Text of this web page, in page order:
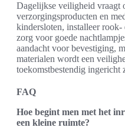
Dagelijkse veiligheid vraagt
verzorgingsproducten en
kindersloten, installeer
zorg voor goede
aandacht voor bevestiging,
materialen wordt een
toekomstbestendig ingericht
FAQ
Hoe begint men met het
een kleine ruimte?